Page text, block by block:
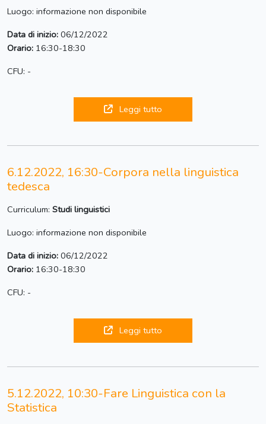
Luogo: informazione non disponibile
Data di inizio: 06/12/2022
Orario: 16:30-18:30
CFU: -
Leggi tutto
6.12.2022, 16:30-Corpora nella linguistica
tedesca
Curriculum: Studi linguistici
Luogo: informazione non disponibile
Data di inizio: 06/12/2022
Orario: 16:30-18:30
CFU: -
Leggi tutto
5.12.2022, 10:30-Fare Linguistica con la
Statistica